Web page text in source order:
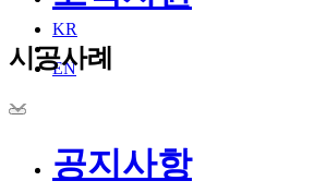
KR
EN
시공사례
공지사항